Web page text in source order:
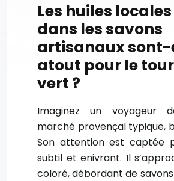
Les huiles
dans les savons
artisanaux sont-
atout pour le
vert ?
Imaginez un voyageur
marché provençal typique,
Son attention est captée
subtil et enivrant. Il
coloré, débordant de